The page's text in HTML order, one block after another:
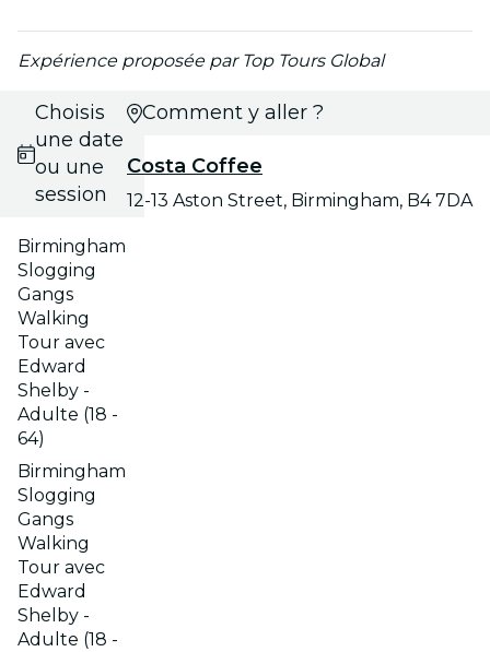
Expérience proposée par Top Tours Global
Choisis
une date
ou une
session
Birmingham
Slogging
Gangs
Walking
Tour avec
Edward
Shelby -
Adulte (18 -
64)
Birmingham
Slogging
Gangs
Walking
Tour avec
Edward
Shelby -
Adulte (18 -
Comment y aller ?
Costa Coffee
12-13 Aston Street, Birmingham, B4 7DA